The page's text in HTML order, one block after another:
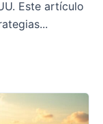
Este artículo